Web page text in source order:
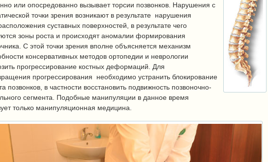
или опосредованно вызывает торсии позвонков. Нарушения с
точки зрения возникают в результате нарушения
суставных поверхностей, в результате чего
зоны роста и происходят аномалии формирования
С этой точки зрения вполне объясняется механизм
консервативных методов ортопедии и неврологии
прогрессирование костных деформаций. Для
прогрессирования необходимо устранить блокирование
позвонков, в частности восстановить подвижность позвоночно-
сегмента. Подобные манипуляции в данное время
только манипуляционная медицина.